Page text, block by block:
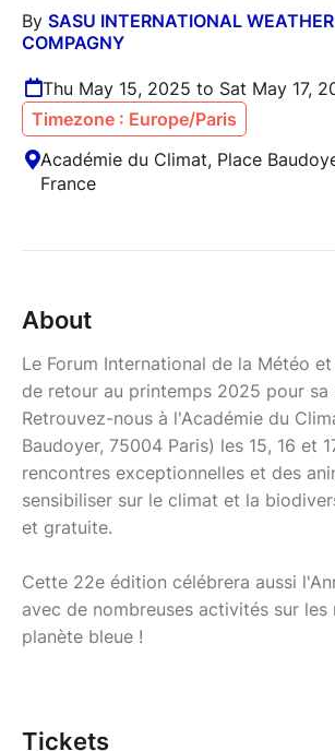
By SASU INTERNATIONAL
COMPAGNY
Thu May 15, 2025 to Sat May 17,
Timezone : Europe/Paris
Académie du Climat, Place
France
About
Le Forum International de la Météo
de retour au printemps 2025 pour sa
Retrouvez-nous à l'Académie du
Baudoyer, 75004 Paris) les 15, 16 et
rencontres exceptionnelles et des
sensibiliser sur le climat et la
et gratuite.
Cette 22e édition célébrera aussi
avec de nombreuses activités sur les
planète bleue !
Tickets